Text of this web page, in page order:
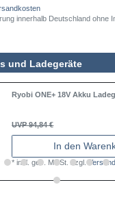
innerhalb Deutschland ohne
und Ladegeräte
Ryobi ONE+ 18V Akku
UVP 94,84 €
In den
*inkl. ges. MwSt. zzgl.